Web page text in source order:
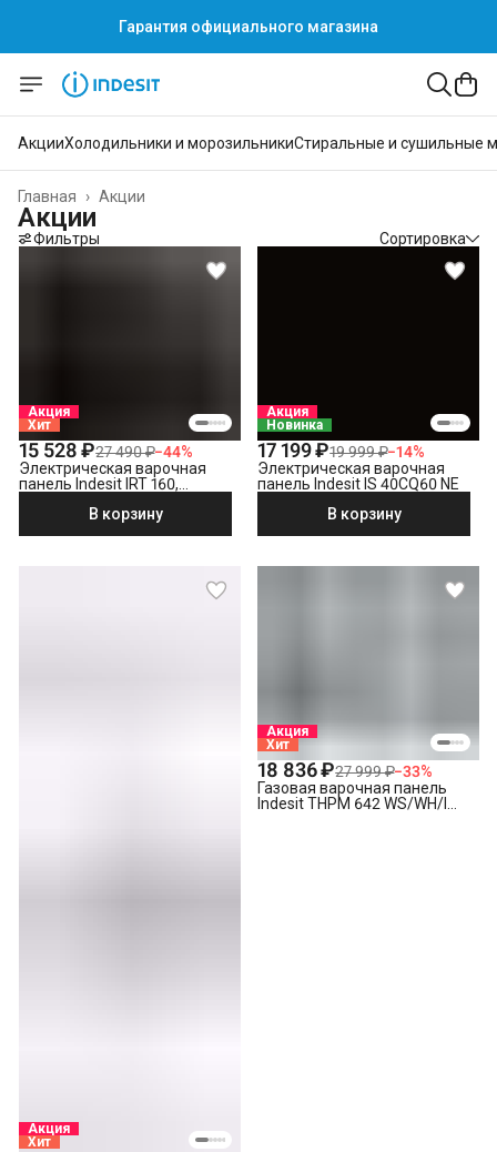
Гарантия официального магазина
Гарантия официального магазина
АкцииХолодильники и морозильникиСтиральные и сушильные
Акции
Главная ›
Акции
Фильтры Сортировка
Акция
Хит
15 528 ₽27 490 ₽−44%
Электрическая варочная
панель Indesit IRT 160,
В корзину
Акция
Новинка
17 199 ₽19 999 ₽−14%
Электрическая варочная
панель Indesit IS 40CQ60 NE
В корзину
Акция
Хит
Акция
Хит
18 836 ₽27 999 ₽−33%
Газовая варочная панель
Indesit THPM 642 WS/WH/I